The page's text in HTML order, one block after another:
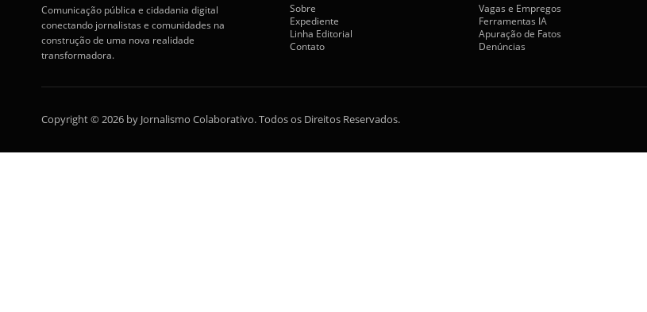
Comunicação pública e cidadania digital
conectando jornalistas e comunidades na
construção de uma nova realidade
transformadora.
Sobre
Expediente
Linha Editorial
Contato
Vagas e Empregos
Ferramentas IA
Apuração de Fatos
Denúncias
Copyright © 2026 by Jornalismo Colaborativo. Todos os Direitos Reservados.